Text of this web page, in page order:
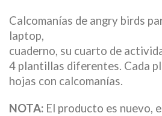
Calcomanías de angry birds
laptop,
cuaderno, su cuarto de
4 plantillas diferentes. Cada
hojas con calcomanías.
NOTA: El producto es nuevo,